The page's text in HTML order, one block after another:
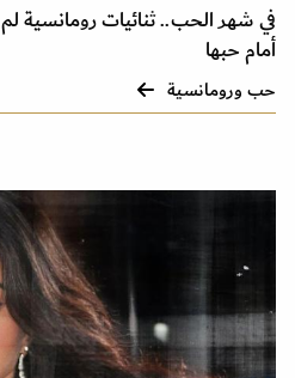
في شهر الحب.. ثنائيات رومانسية
أمام حبها
حب ورومانسية